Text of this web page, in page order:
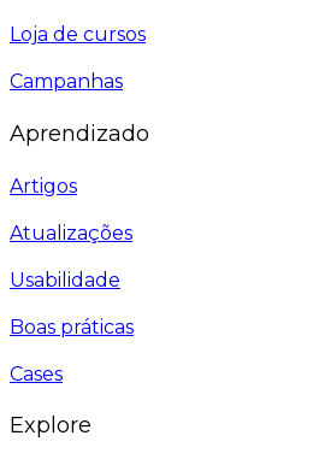
Loja de cursos
Campanhas
Aprendizado
Artigos
Atualizações
Usabilidade
Boas práticas
Cases
Explore